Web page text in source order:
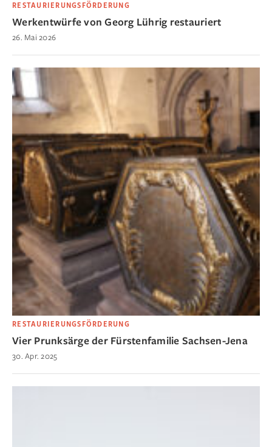
RESTAURIERUNGSFÖRDERUNG
Werkentwürfe von Georg Lührig restauriert
26. Mai 2026
RESTAURIERUNGSFÖRDERUNG
Vier Prunksärge der Fürstenfamilie Sachsen-Jena
30. Apr. 2025